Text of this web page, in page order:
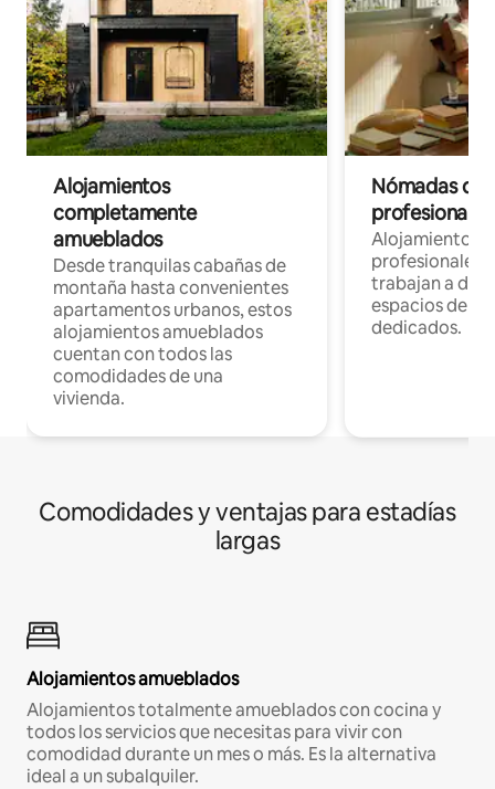
Alojamientos
completamente
amueblados
Desde tranquilas cabañas de
montaña hasta convenientes
apartamentos urbanos, estos
alojamientos amueblados
cuentan con todos las
comodidades de una
vivienda.
Nómadas
Alojamientos
profesionales
trabajan a
espacios de
dedicados.
Comodidades y ventajas para estadías
largas
Alojamientos amueblados
Alojamientos totalmente amueblados con cocina y
todos los servicios que necesitas para vivir con
comodidad durante un mes o más. Es la alternativa
ideal a un subalquiler.